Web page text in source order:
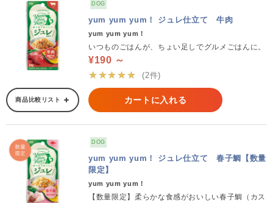
DOG
yum yum yum！ ジュレ仕立て 牛肉
yum yum yum！
いつものごはんが、ちょい足しでグルメごはんに。
¥190 ～
★★★★★
(2件)
商品比較リスト カートに入れる
DOG
yum yum yum！ ジュレ仕立て 春子鯛【数量
限定】
yum yum yum！
【数量限定】柔らかな食感がおいしい春子鯛（カス